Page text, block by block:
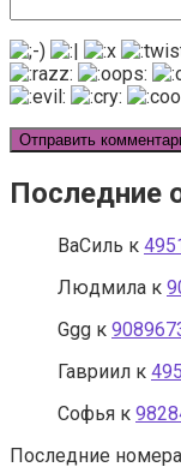
Последние
ВаСиль к
Людмила к
Ggg к
Гавриил к
Софья к
Последние номера